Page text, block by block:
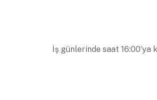
İş günlerinde saat